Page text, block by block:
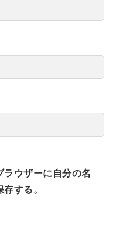
ウザーに自分の名
する。